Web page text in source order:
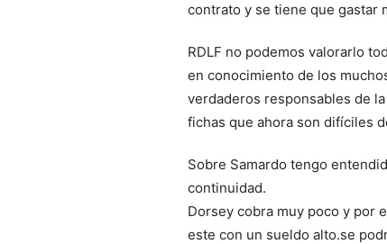
contrato y se tiene que gastar
RDLF no podemos valorarlo
en conocimiento de los
verdaderos responsables de
fichas que ahora son difíciles
Sobre Samardo tengo
continuidad.
Dorsey cobra muy poco y por
este con un sueldo alto.se